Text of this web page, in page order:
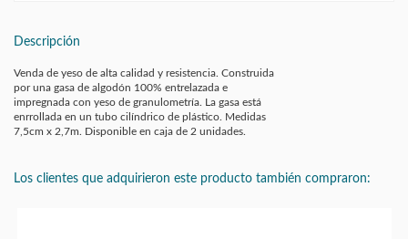
Descripción
Venda de yeso de alta calidad y resistencia. Construida
por una gasa de algodón 100% entrelazada e
impregnada con yeso de granulometría. La gasa está
enrrollada en un tubo cilíndrico de plástico. Medidas
7,5cm x 2,7m. Disponible en caja de 2 unidades.
Los clientes que adquirieron este producto también compraron: